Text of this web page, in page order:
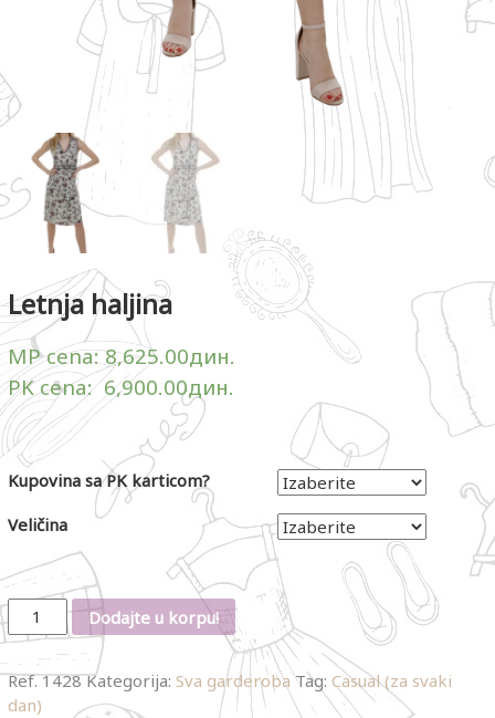
Letnja haljina
MP cena: 8,625.00дин.
PK cena:6,900.00дин.
Kupovina sa PK karticom?
Veličina
Količina Dodajte u korpu!
Ref.1428 Kategorija: Sva garderoba Tag: Casual (za svaki
dan)